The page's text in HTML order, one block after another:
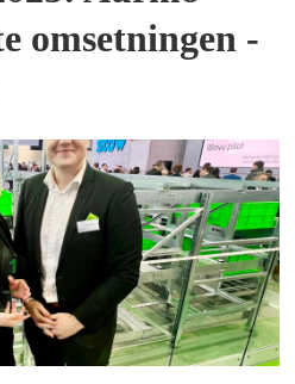
omsetningen -